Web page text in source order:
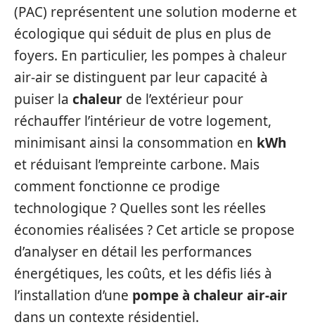
(PAC) représentent une solution moderne et
écologique qui séduit de plus en plus de
foyers. En particulier, les pompes à chaleur
air-air se distinguent par leur capacité à
puiser la chaleur de l’extérieur pour
réchauffer l’intérieur de votre logement,
minimisant ainsi la consommation en kWh
et réduisant l’empreinte carbone. Mais
comment fonctionne ce prodige
technologique ? Quelles sont les réelles
économies réalisées ? Cet article se propose
d’analyser en détail les performances
énergétiques, les coûts, et les défis liés à
l’installation d’une pompe à chaleur air-air
dans un contexte résidentiel.